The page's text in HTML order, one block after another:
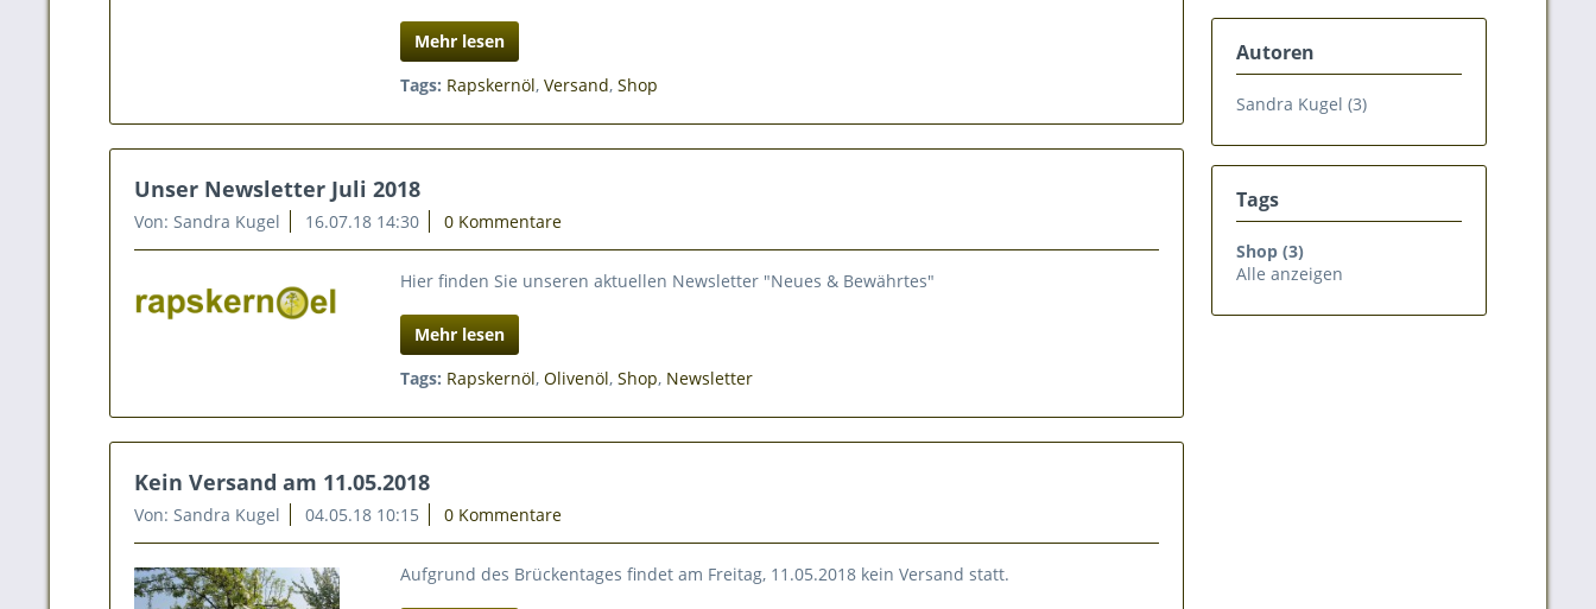
Autoren
Sandra Kugel (3)
Tags
Shop (3)
Alle anzeigen
Mehr lesen
Tags: Rapskernöl,Versand,Shop
Unser Newsletter Juli 2018
Von: Sandra Kugel 16.07.18 14:30 0 Kommentare
Hier finden Sie unseren aktuellen Newsletter "Neues & Bewährtes"
Mehr lesen
Tags: Rapskernöl,Olivenöl,Shop, Newsletter
Kein Versand am 11.05.2018
Von: Sandra Kugel 04.05.18 10:15 0 Kommentare
Aufgrund des Brückentages findet am Freitag, 11.05.2018 kein Versand statt.